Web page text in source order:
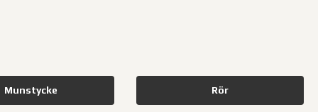
Munstycke Rör